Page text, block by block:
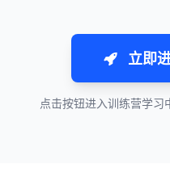
立即
点击按钮进入训练营学